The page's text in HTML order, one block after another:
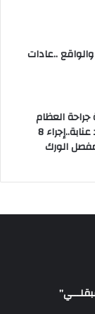
والواقع ..عادات
العظام
بمستشفى الجامعي ابن رشد عنابة..إجراء 8
الورك